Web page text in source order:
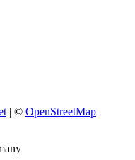
| © OpenStreetMap